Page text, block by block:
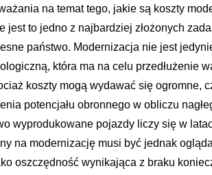
na temat tego, jakie są koszty
jest to jedno z najbardziej złożonych
państwo. Modernizacja nie jest
która ma na celu przedłużenie
koszty mogą wydawać się ogromne,
potencjału obronnego w obliczu
wyprodukowane pojazdy liczy się w
na modernizację musi być jednak
oszczędność wynikająca z braku